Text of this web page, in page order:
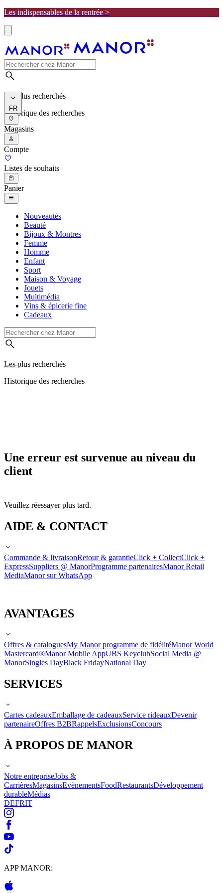
Les indispensables de la rentrée >
Les plus recherchés
Historique des recherches
FR
Magasins
Compte
Listes de souhaits
Panier
Nouveautés
Beauté
Bijoux & Montres
Femme
Homme
Enfant
Sport
Maison & Voyage
Jouets
Multimédia
Vins & épicerie fine
Cadeaux
Les plus recherchés
Historique des recherches
Une erreur est survenue au niveau du
client
Veuillez réessayer plus tard.
AIDE & CONTACT
Commande & livraisonRetour & garantieClick + CollectClick +
ExpressSuppliers @ ManorProgramme partenairesManor Retail
MediaManor sur WhatsApp
AVANTAGES
Offres & cataloguesMy Manor programme de fidélitéManor World
Mastercard®Manor Mobile AppUBS KeyclubSocial Media @
ManorSingles DayBlack FridayNational Day
SERVICES
Cartes cadeauxEmballage de cadeauxService rideauxDevenir
partenaireOffres B2BRappelsExclusionsConcours
À PROPOS DE MANOR
Notre entrepriseJobs &
CarrièresMagasinsEvènementsFoodRestaurantsDéveloppement
durableMédias
DEFRIT
APP MANOR: